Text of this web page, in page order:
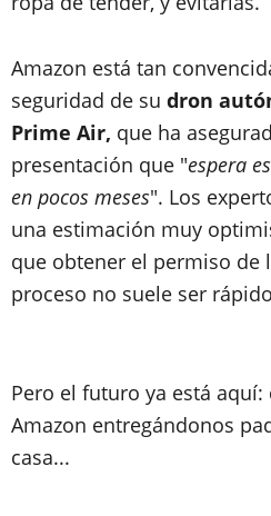
Amazon está tan
seguridad de su dron
Prime Air, que ha
presentación que "espera
en pocos meses". Los
una estimación muy
que obtener el permiso de
proceso no suele ser
Pero el futuro ya está
Amazon entregándonos
casa...